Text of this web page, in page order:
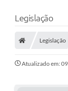
Legislação
Legislação
Atualizado em: